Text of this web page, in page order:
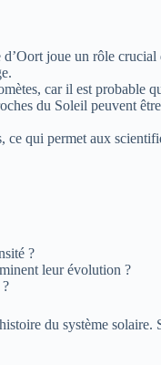
joue un rôle
car il est probable
du Soleil peuvent
qui permet aux
?
leur évolution ?
du système